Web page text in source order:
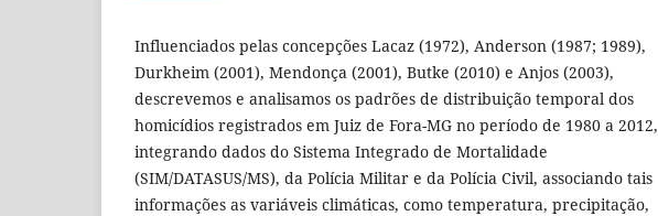
Influenciados pelas concepções Lacaz (1972), Anderson (1987; 1989),
Durkheim (2001), Mendonça (2001), Butke (2010) e Anjos (2003),
descrevemos e analisamos os padrões de distribuição temporal dos
homicídios registrados em Juiz de Fora-MG no período de 1980 a 2012,
integrando dados do Sistema Integrado de Mortalidade
(SIM/DATASUS/MS), da Polícia Militar e da Polícia Civil, associando tais
informações as variáveis climáticas, como temperatura, precipitação,